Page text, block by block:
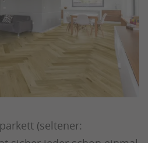
(seltener: